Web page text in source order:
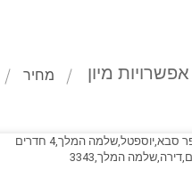
אפשרויות מיון מחיר